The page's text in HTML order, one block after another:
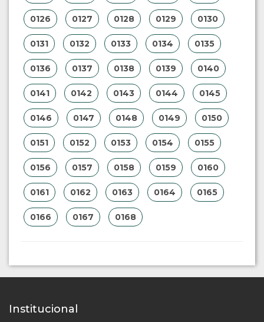
0126 0127 0128 0129 0130
0131 0132 0133 0134 0135
0136 0137 0138 0139 0140
0141 0142 0143 0144 0145
0146 0147 0148 0149 0150
0151 0152 0153 0154 0155
0156 0157 0158 0159 0160
0161 0162 0163 0164 0165
0166 0167 0168
Institucional